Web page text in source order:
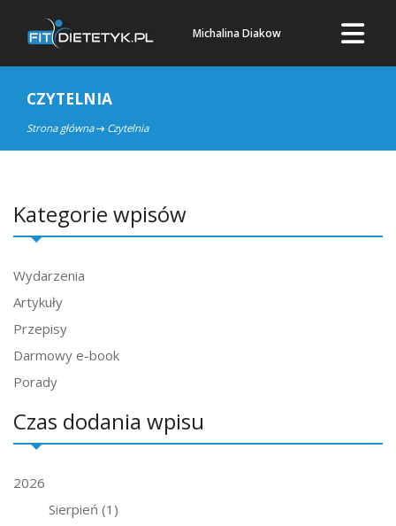
Michalina Diakow
CZYTELNIA
Strona główna Czytelnia
Kategorie wpisów
Wydarzenia
Artykuły
Przepisy
Darmowy e-book
Porady
Czas dodania wpisu
2026
Sierpień (1)